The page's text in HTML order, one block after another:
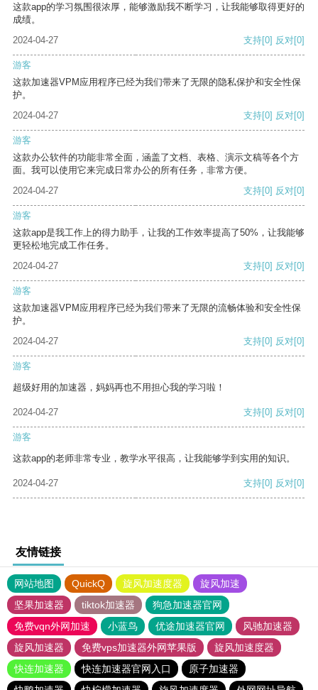
这款app的学习氛围很浓厚，能够激励我不断学习，让我能够取得更好的
成绩。
2024-04-27
支持[0] 反对[0]
游客
这款加速器VPM应用程序已经为我们带来了无限的隐私保护和安全性保
护。
2024-04-27
支持[0] 反对[0]
游客
这款办公软件的功能非常全面，涵盖了文档、表格、演示文稿等各个方
面。我可以使用它来完成日常办公的所有任务，非常方便。
2024-04-27
支持[0] 反对[0]
游客
这款app是我工作上的得力助手，让我的工作效率提高了50%，让我能够
更轻松地完成工作任务。
2024-04-27
支持[0] 反对[0]
游客
这款加速器VPM应用程序已经为我们带来了无限的流畅体验和安全性保
护。
2024-04-27
支持[0] 反对[0]
游客
超级好用的加速器，妈妈再也不用担心我的学习啦！
2024-04-27 支持[0] 反对[0]
游客
这款app的老师非常专业，教学水平很高，让我能够学到实用的知识。
2024-04-27 支持[0] 反对[0]
友情链接
网站地图 QuickQ 旋风加速度器
旋风加速
坚果加速器
tiktok加速器
狗急加速器官网
免费vqn外网加速
小蓝鸟 优途加速器官网
风驰加速器
旋风加速器
免费vps加速器外网苹果版
旋风加速度器
快连加速器
快连加速器官网入口
原子加速器